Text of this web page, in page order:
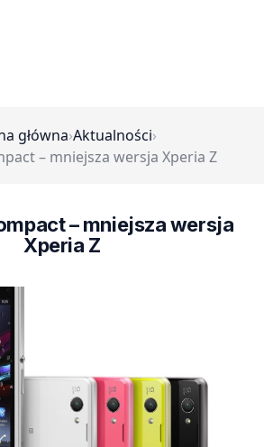
główna›Aktualności›
– mniejsza wersja Xperia Z
– mniejsza wersja
Xperia Z